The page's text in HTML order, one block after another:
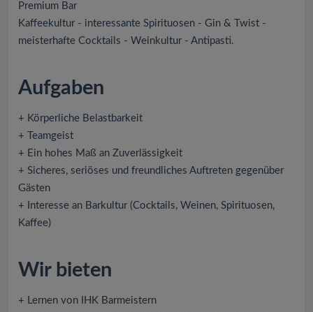
Premium Bar
Kaffeekultur - interessante Spirituosen - Gin & Twist -
meisterhafte Cocktails - Weinkultur - Antipasti.
Aufgaben
+ Körperliche Belastbarkeit
+ Teamgeist
+ Ein hohes Maß an Zuverlässigkeit
+ Sicheres, seriöses und freundliches Auftreten gegenüber
Gästen
+ Interesse an Barkultur (Cocktails, Weinen, Spirituosen,
Kaffee)
Wir bieten
+ Lernen von IHK Barmeistern
o
n